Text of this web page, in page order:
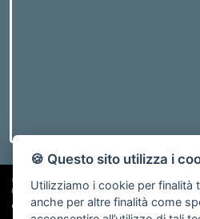
©2019 Bosco Immobiliare | Via V. Veneto,
01052310115
Gestisci Cookie Policy- Revoca Consensi
🍪 Questo sito utilizza i
Utilizziamo i cookie per finalità
anche per altre finalità come